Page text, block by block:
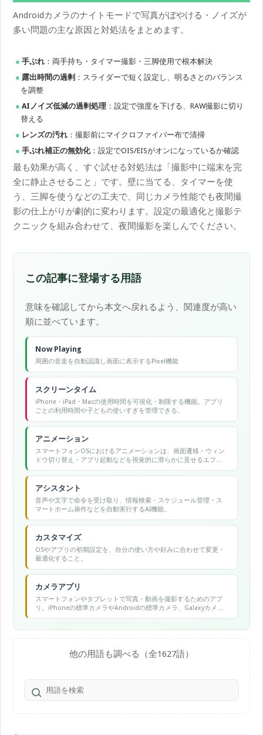
Androidカメラのナイトモードで写真がぼやける・ノイズが
多い問題の主な原因と対処法をまとめます。
手ぶれ ：両手持ち・タイマー撮影・三脚使用で根本解決
露出時間の過剰 ：スライダーで短く設定し、明るさとのバランス
を調整
AIノイズ低減の過剰処理 ：設定で強度を下げる、RAW撮影に切り
替える
レンズの汚れ ：撮影前にマイクロファイバー布で清掃
手ぶれ補正の無効化：設定でOIS/EISがオンになっているか確認
最も効果が高く、すぐ試せる対処法は「撮影中に端末を完
全に静止させること」です。壁に当てる、タイマーを使
う、三脚を使うなどの工夫で、同じカメラ性能でも夜間撮
影の仕上がりが劇的に変わります。設定の最適化と撮影テ
クニックを組み合わせて、夜間撮影を楽しんでください。
この記事に登場する用語
意味を確認してから本文へ戻れるよう、関連度が高い
順に並べています。
Now Playing
周囲の音楽を自動認識し画面に表示するPixel機能
スクリーンタイム
iPhone・iPad・Macの使用時間を可視化・制限する機能。アプリ
ごとの利用時間や子どもの使いすぎを管理できる。
アニメーション
スマートフォンOSにおけるアニメーションは、画面遷移・ウィン
ドウ切り替え・アプリ起動などを視覚的に滑らかに見せるエフェ
クトで、Androidの開発者オプションで速度調整が可能です。
アシスタント
音声や文字で命令を受け取り、情報検索・スケジュール管理・ス
マートホーム操作などを自動実行するAI機能。
カスタマイズ
OSやアプリの初期設定を、自分の使い方や好みに合わせて変更・
最適化すること。
カメラアプリ
スマートフォンやタブレットで写真・動画を撮影するためのアプ
リ。iPhoneの標準カメラやAndroidの標準カメラ、Galaxyカメラ
などが代表的。
他の用語も調べる（全1627語）